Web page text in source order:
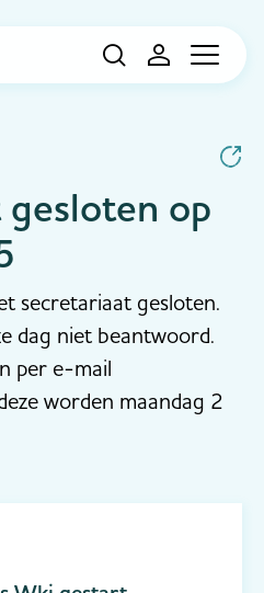
op
secretariaat gesloten.
dag niet beantwoord.
per e-mail
worden maandag 2